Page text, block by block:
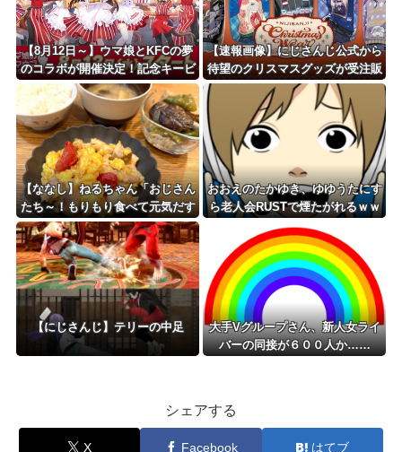
【8月12日～】ウマ娘とKFCの夢
のコラボが開催決定！記念キービ
ジュアルの先行公開や「ぱかライ
ブTV」での詳細発表
【速報画像】にじさんじ公式から
待望のクリスマスグッズが受注販
売開始！魅力的なセータースタイ
ルのメンバーたちと冬の準備を始
めよう！
【ななし】ねるちゃん「おじさん
たち～！もりもり食べて元気だす
のよ～」
おおえのたかゆき、ゆゆうたにす
ら老人会RUSTで煙たがれるｗｗ
ｗ
【にじさんじ】テリーの中足
大手Vグループさん、新人女ライ
バーの同接が６００人か……
シェアする
X Facebook はてブ